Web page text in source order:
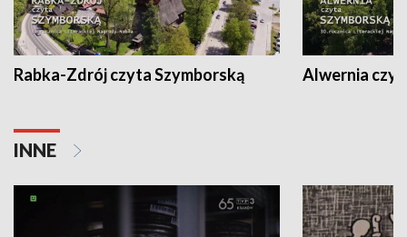
Rabka-Zdrój czyta Szymborską Alwernia
INNE